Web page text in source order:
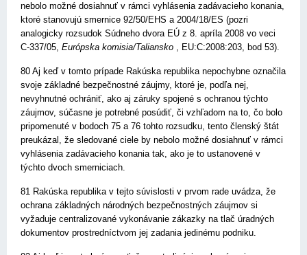
nebolo možné dosiahnuť v rámci vyhlásenia zadávacieho konania,
ktoré stanovujú smernice 92/50/EHS a 2004/18/ES (pozri
analogicky rozsudok Súdneho dvora EÚ z 8. apríla 2008 vo veci
C-337/05, Európska komisia/Taliansko , EU:C:2008:203, bod 53).
80 Aj keď v tomto prípade Rakúska republika nepochybne označila
svoje základné bezpečnostné záujmy, ktoré je, podľa nej,
nevyhnutné ochrániť, ako aj záruky spojené s ochranou týchto
záujmov, súčasne je potrebné posúdiť, či vzhľadom na to, čo bolo
pripomenuté v bodoch 75 a 76 tohto rozsudku, tento členský štát
preukázal, že sledované ciele by nebolo možné dosiahnuť v rámci
vyhlásenia zadávacieho konania tak, ako je to ustanovené v
týchto dvoch smerniciach.
81 Rakúska republika v tejto súvislosti v prvom rade uvádza, že
ochrana základných národných bezpečnostných záujmov si
vyžaduje centralizované vykonávanie zákazky na tlač úradných
dokumentov prostredníctvom jej zadania jedinému podniku.